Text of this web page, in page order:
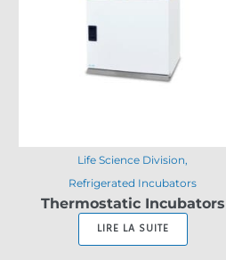
Life Science Division
Refrigerated Incubators
Thermostatic Incubators
LIRE LA SUITE